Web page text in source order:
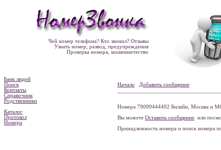
Чей номер телефона? Кто звонил? Отзывы
Узнать номер, развод, предупреждения
Проверка номера, мошенничество
Банк людей
Поиск
Контакты
Справочник
Родственники
Каталог
Протокол
Номера
Начало Добавить сообщение
Номера 79099444492 Билайн, Москва и
Вы можете Оставить сообщение или
Принадлежность номера и поиск номера